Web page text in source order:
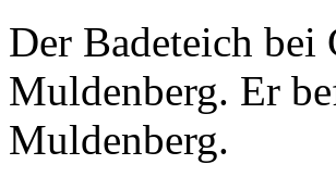
Der Badeteich
Muldenberg. Er
Muldenberg.